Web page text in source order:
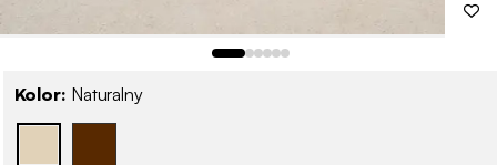
Kolor: Naturalny